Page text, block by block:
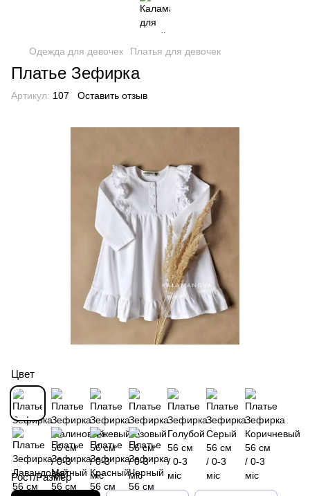
Одежда для девочек Платья для девочек
Платье Зефирка
Артикул: 107 Оставить отзыв
Цвет
Рост/Размер